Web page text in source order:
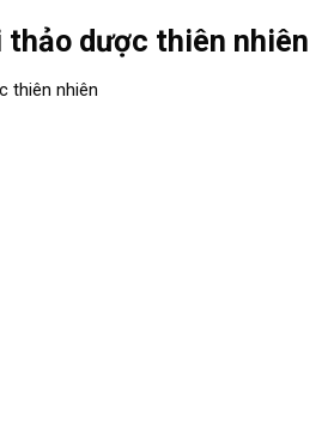
thảo dược thiên nhiên
thiên nhiên